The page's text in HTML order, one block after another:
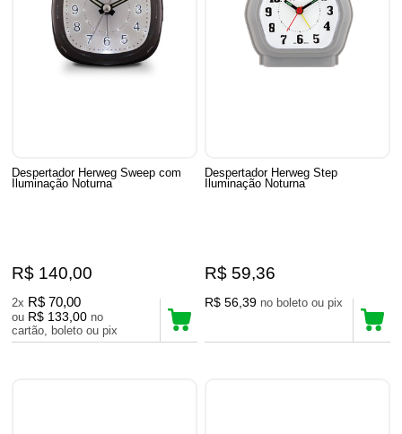
Despertador Herweg Sweep com
Iluminação Noturna
R$ 140,00
2x R$ 70,00
ou R$ 133,00 no
cartão, boleto ou pix
Despertador Herweg Step
Iluminação Noturna
R$ 59,36
R$ 56,39 no boleto ou pix